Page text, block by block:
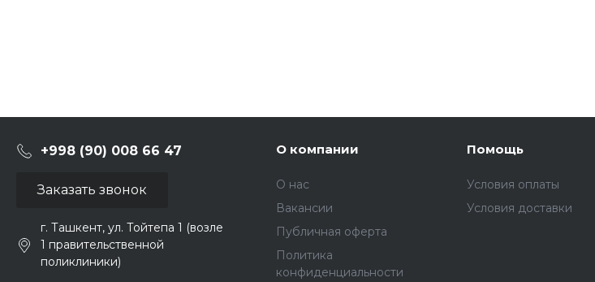
+998 (90) 008 66 47
Заказать звонок
г. Ташкент, ул. Тойтепа 1 (возле
1 правительственной
поликлиники)
О компании
О нас
Вакансии
Публичная оферта
Политика
конфиденциальности
Помощь
Условия оплаты
Условия доставки